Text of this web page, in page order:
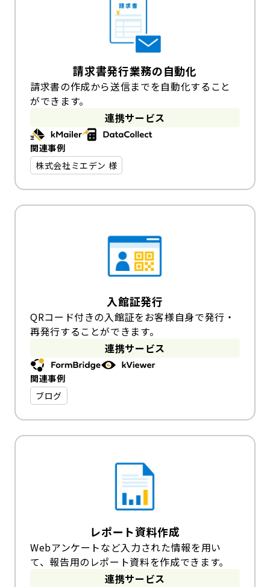
請求書発行業務の自動化
請求書の作成から送信までを自動化すること
ができます。
連携サービス
関連事例
株式会社ミエデン 様
入館証発行
QRコード付きの入館証をお客様自身で発行・
再発行することができます。
連携サービス
関連事例
ブログ
レポート資料作成
Webアンケートなど入力された情報を用い
て、報告用のレポート資料を作成できます。
連携サービス